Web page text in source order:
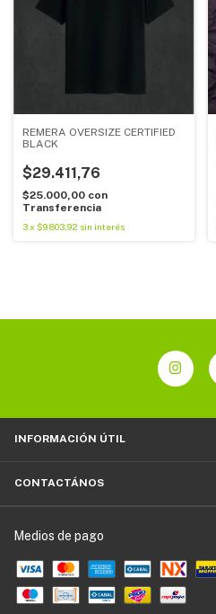
REMERA OVERSIZE CERTIFIED
BLACK
$29.411,76
$25.000,00 con
Transferencia
3x $9.803,92 sin interés
INFORMACIÓN ÚTIL
CONTACTÁNOS
Medios de pago